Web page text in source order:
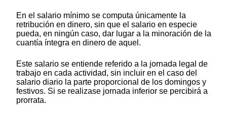
En el salario mínimo se computa únicamente la
retribución en dinero, sin que el salario en especie
pueda, en ningún caso, dar lugar a la minoración de la
cuantía íntegra en dinero de aquel.
Este salario se entiende referido a la jornada legal de
trabajo en cada actividad, sin incluir en el caso del
salario diario la parte proporcional de los domingos y
festivos. Si se realizase jornada inferior se percibirá a
prorrata.